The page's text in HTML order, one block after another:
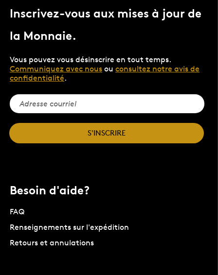
Inscrivez-vous aux mises à jour de
la Monnaie.
Vous pouvez vous désinscrire en tout temps.
Communiquez avec nous ou consultez notre avis de
confidentialité.
S'INSCRIRE
Besoin d'aide?
FAQ
Renseignements sur l'expédition
Retours et annulations